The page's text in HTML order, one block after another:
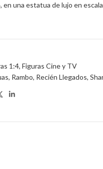
en una estatua de lujo en
1:4, Figuras Cine y TV
, Rambo, Recién Llegados,